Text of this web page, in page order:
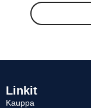
Linkit
Kauppa